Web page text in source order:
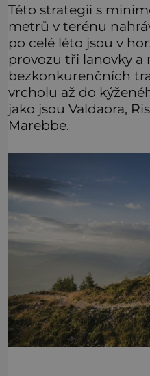
Této strategii s
metrů v terénu
po celé léto jsou v
provozu tři lanovky a
bezkonkurenčních
vrcholu až do
jako jsou Valdaora,
Marebbe.